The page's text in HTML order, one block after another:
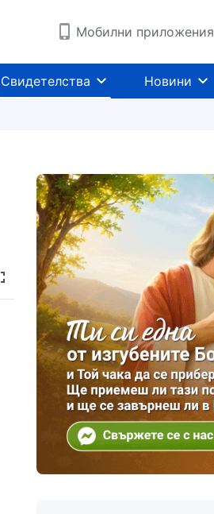
Мобилни приложения
Свидетелства Новини